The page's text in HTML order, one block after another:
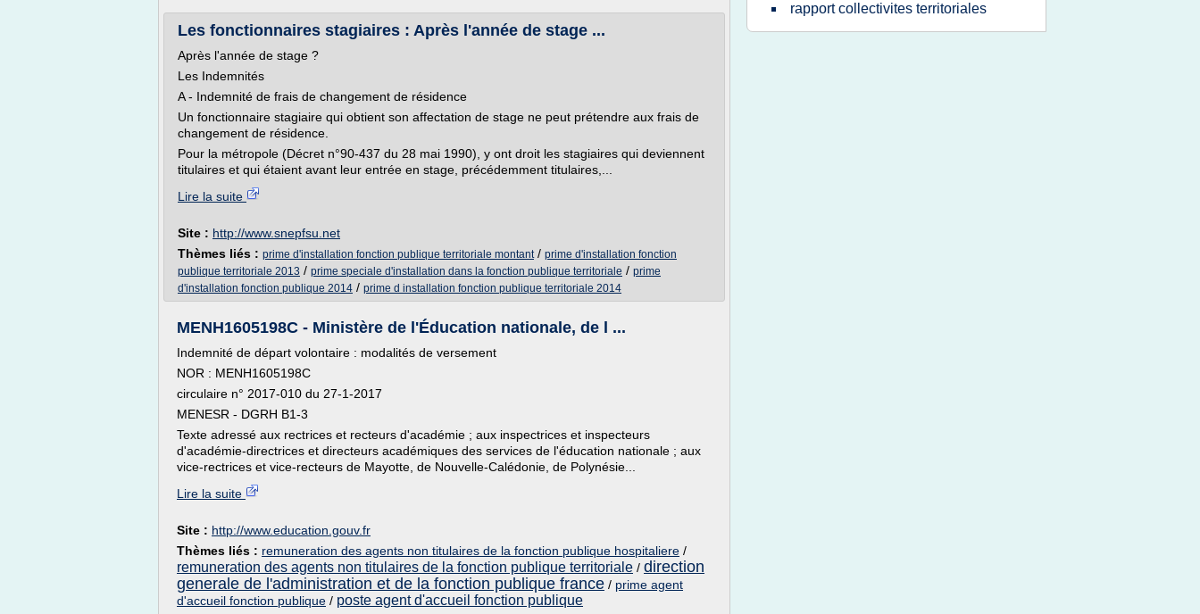
Les fonctionnaires stagiaires : Après l'année de stage ...
Après l'année de stage ?
Les Indemnités
A - Indemnité de frais de changement de résidence
Un fonctionnaire stagiaire qui obtient son affectation de stage ne peut prétendre aux frais de
changement de résidence.
Pour la métropole (Décret n°90-437 du 28 mai 1990), y ont droit les stagiaires qui deviennent
titulaires et qui étaient avant leur entrée en stage, précédemment titulaires,...
Lire la suite
Site : http://www.snepfsu.net
Thèmes liés : prime d'installation fonction publique territoriale montant/ prime d'installation fonction
publique territoriale 2013 / prime speciale d'installation dans la fonction publique territoriale / prime
d'installation fonction publique 2014 / prime d installation fonction publique territoriale 2014
MENH1605198C - Ministère de l'Éducation nationale, de l ...
Indemnité de départ volontaire : modalités de versement
NOR : MENH1605198C
circulaire n° 2017-010 du 27-1-2017
MENESR - DGRH B1-3
Texte adressé aux rectrices et recteurs d'académie ; aux inspectrices et inspecteurs
d'académie-directrices et directeurs académiques des services de l'éducation nationale ; aux
vice-rectrices et vice-recteurs de Mayotte, de Nouvelle-Calédonie, de Polynésie...
Lire la suite
Site : http://www.education.gouv.fr
Thèmes liés : remuneration des agents non titulaires de la fonction publique hospitaliere /
remuneration des agents non titulaires de la fonction publique territoriale / direction
generale de l'administration et de la fonction publique france / prime agent
d'accueil fonction publique / poste agent d'accueil fonction publique
rapport collectivites territoriales